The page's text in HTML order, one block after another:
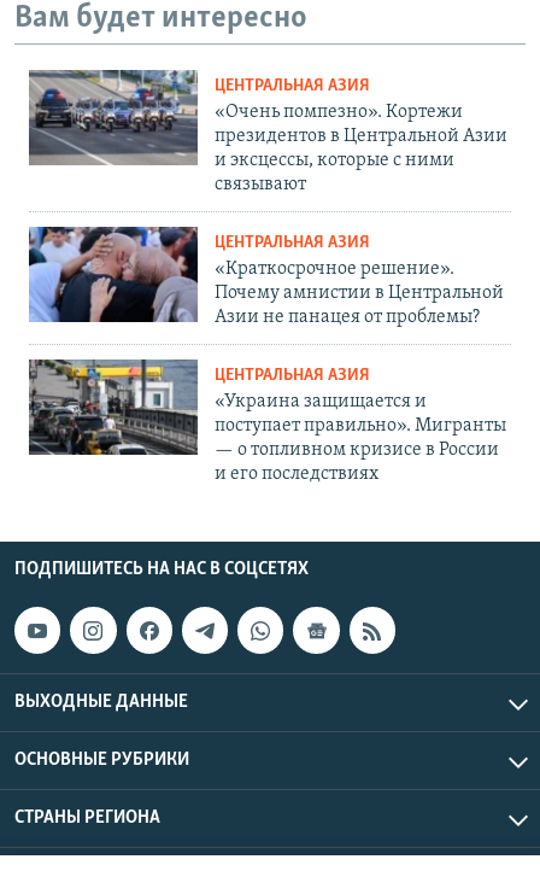
Вам будет интересно
ЦЕНТРАЛЬНАЯ АЗИЯ
«Очень помпезно». Кортежи
президентов в Центральной Азии
и эксцессы, которые с ними
связывают
ЦЕНТРАЛЬНАЯ АЗИЯ
«Краткосрочное решение».
Почему амнистии в Центральной
Азии не панацея от проблемы?
ЦЕНТРАЛЬНАЯ АЗИЯ
«Украина защищается и
поступает правильно». Мигранты
— о топливном кризисе в России
и его последствиях
ПОДПИШИТЕСЬ НА НАС В СОЦСЕТЯХ
ВЫХОДНЫЕ ДАННЫЕ
ОСНОВНЫЕ РУБРИКИ
СТРАНЫ РЕГИОНА